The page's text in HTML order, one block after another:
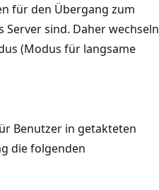
für den Übergang zum
sind. Daher wechseln
(Modus für langsame
Benutzer in getakteten
die folgenden